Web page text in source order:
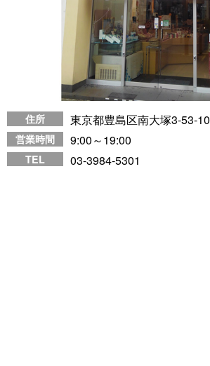
住所 東京都豊島区南大塚3-53-10
営業時間 9:00～19:00
TEL 03-3984-5301